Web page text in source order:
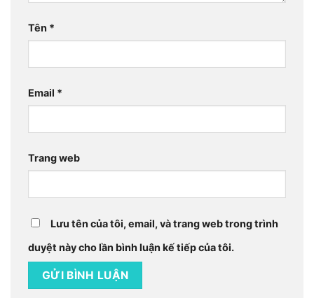
Tên *
Email *
Trang web
Lưu tên của tôi, email, và trang web trong trình
duyệt này cho lần bình luận kế tiếp của tôi.